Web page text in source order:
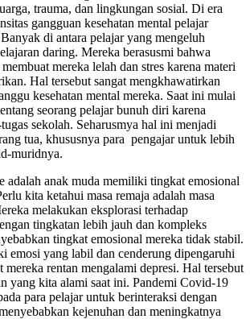
trauma, dan lingkungan sosial. Di era
gangguan kesehatan mental pelajar
di antara pelajar yang mengeluh
daring. Mereka berasusmi bahwa
mereka lelah dan stres karena materi
Hal tersebut sangat mengkhawatirkan
kesehatan mental mereka. Saat ini mulai
seorang pelajar bunuh diri karena
sekolah. Seharusmya hal ini menjadi
tua, khususnya para pengajar untuk lebih
muridnya.
adalah anak muda memiliki tingkat emosional
kita ketahui masa remaja adalah masa
melakukan eksplorasi terhadap
tingkatan lebih jauh dan kompleks
tingkat emosional mereka tidak stabil.
emosi yang labil dan cenderung dipengaruhi
mereka rentan mengalami depresi. Hal tersebut
yang kita alami saat ini. Pandemi Covid-19
para pelajar untuk berinteraksi dengan
kejenuhan dan meningkatnya